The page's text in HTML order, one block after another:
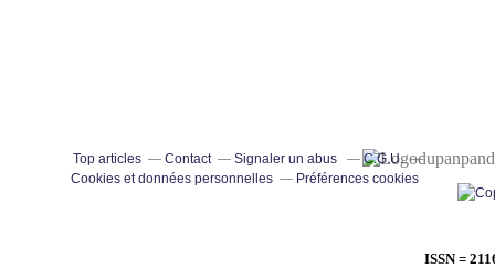
ISSN =
Top articles Contact Signaler un abus
C.G.U.
Cookies et données personnelles
Préférences cookies